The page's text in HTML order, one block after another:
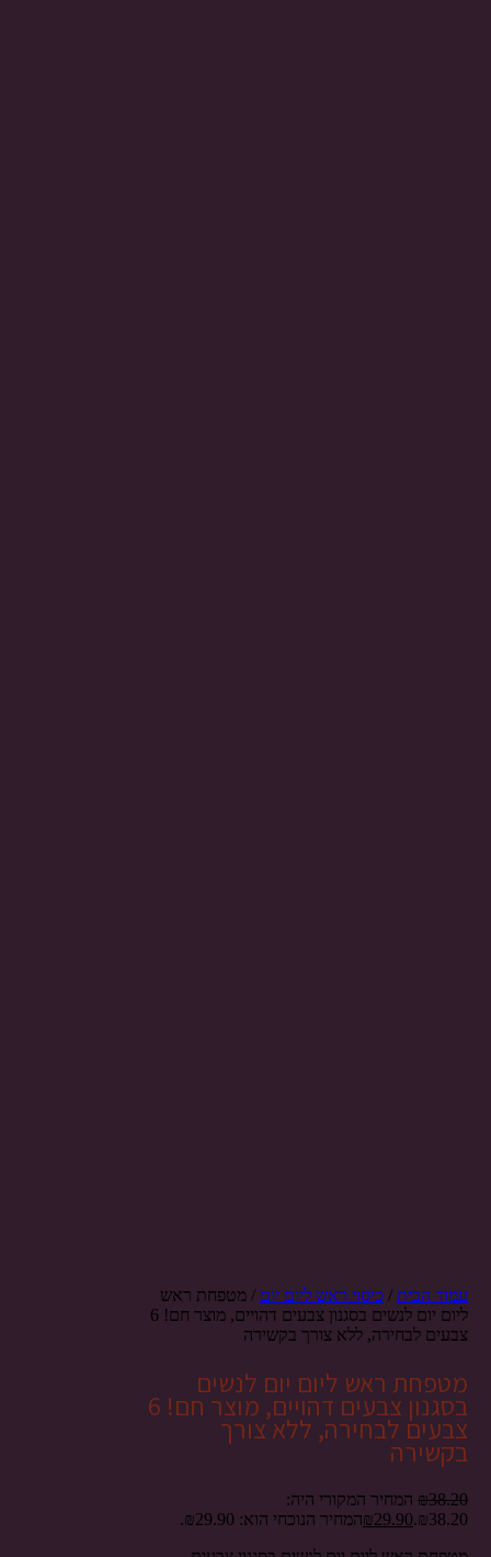
עמוד הבית/ כיסוי ראש ליום יום / מטפחת ראש
ליום יום לנשים בסגנון צבעים דהויים, מוצר חם! 6
צבעים לבחירה, ללא צורך בקשירה
מטפחת ראש ליום יום לנשים
בסגנון צבעים דהויים, מוצר חם! 6
צבעים לבחירה, ללא צורך
בקשירה
₪38.20
המחיר המקורי היה:
₪38.20.
₪29.90
המחיר הנוכחי הוא: ₪29.90.